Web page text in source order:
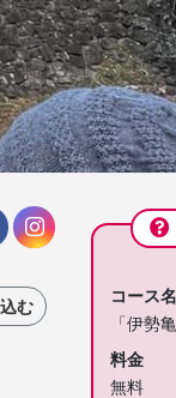
む
コース名
「伊勢
料金
無料